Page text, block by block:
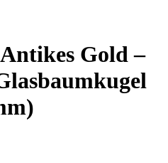
Gold –